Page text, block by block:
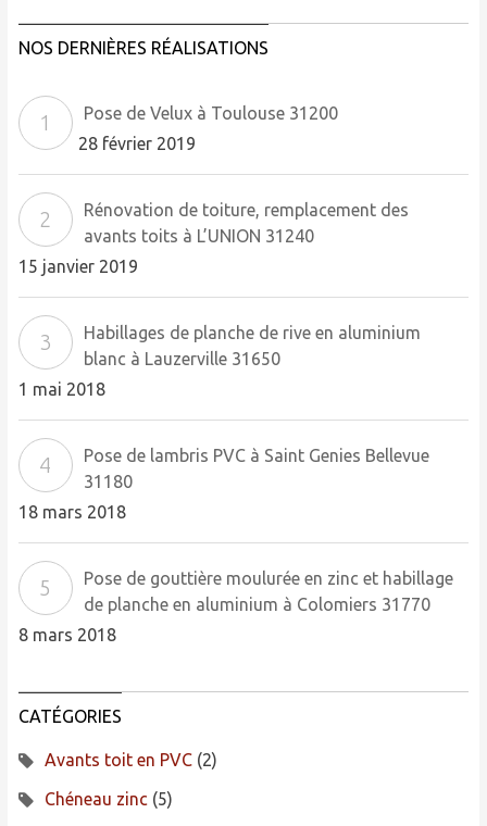
articles
NOS DERNIÈRES RÉALISATIONS
Pose de Velux à Toulouse 31200
28 février 2019
Rénovation de toiture, remplacement des
avants toits à L’UNION 31240
15 janvier 2019
Habillages de planche de rive en aluminium
blanc à Lauzerville 31650
1 mai 2018
Pose de lambris PVC à Saint Genies Bellevue
31180
18 mars 2018
Pose de gouttière moulurée en zinc et habillage
de planche en aluminium à Colomiers 31770
8 mars 2018
CATÉGORIES
Avants toit en PVC(2)
Chéneau zinc(5)